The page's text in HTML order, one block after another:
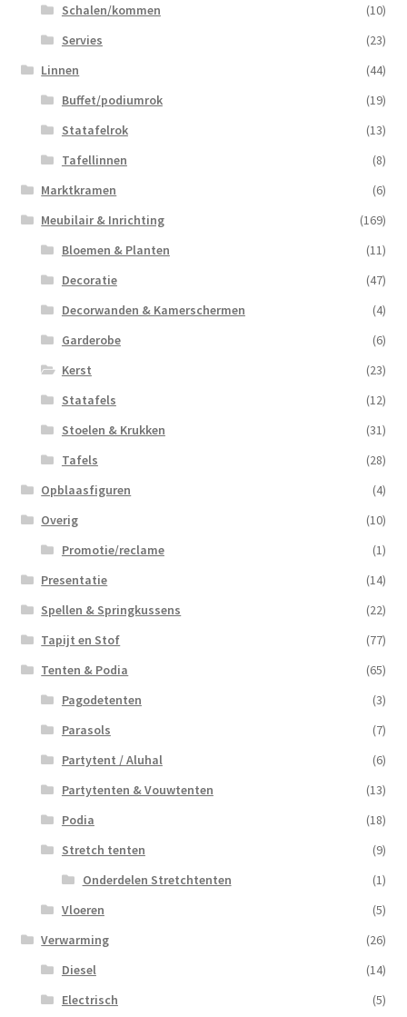
Schalen/kommen
(10)
Servies
(23)
Linnen
(44)
Buffet/podiumrok
(19)
Statafelrok
(13)
Tafellinnen
(8)
Marktkramen
(6)
Meubilair & Inrichting
(169)
Bloemen & Planten
(11)
Decoratie
(47)
Decorwanden & Kamerschermen
(4)
Garderobe
(6)
Kerst
(23)
Statafels
(12)
Stoelen & Krukken
(31)
Tafels
(28)
Opblaasfiguren
(4)
Overig
(10)
Promotie/reclame
(1)
Presentatie
(14)
Spellen & Springkussens
(22)
Tapijt en Stof
(77)
Tenten & Podia
(65)
Pagodetenten
(3)
Parasols
(7)
Partytent / Aluhal
(6)
Partytenten & Vouwtenten
(13)
Podia
(18)
Stretch tenten
(9)
Onderdelen Stretchtenten
(1)
Vloeren
(5)
Verwarming
(26)
Diesel
(14)
Electrisch
(5)